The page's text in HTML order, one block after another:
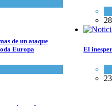
de un ataque
Europa
El